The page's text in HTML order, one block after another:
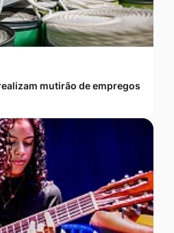
mutirão de empregos